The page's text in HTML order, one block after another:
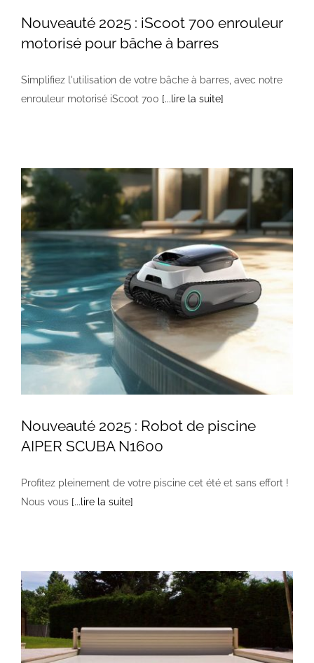
CONTACTEZ-NOUS
Nouveauté 2025 : iScoot 700 enrouleur
motorisé pour bâche à barres
Simplifiez l'utilisation de votre bâche à barres, avec notre
enrouleur motorisé iScoot 700 [...lire la suite]
Nouveauté 2025 : Robot de piscine
AIPER SCUBA N1600
Profitez pleinement de votre piscine cet été et sans effort !
Nous vous [...lire la suite]